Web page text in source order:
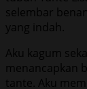
selembar
yang indah.
Aku kagum
menancapkan
tante. Aku